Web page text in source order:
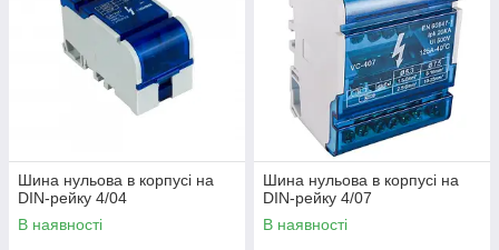
Шина нульова в корпусі на
DIN-рейку 4/04
В наявності
Шина нульова в корпусі на
DIN-рейку 4/07
В наявності